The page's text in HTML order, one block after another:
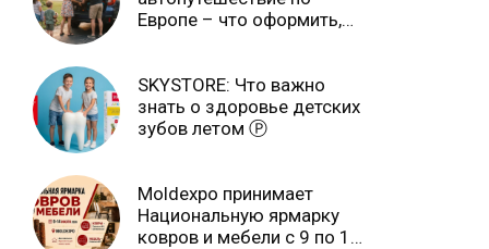
Европе – что оформить,
SKYSTORE: Что важно
знать о здоровье детских
зубов летом Ⓟ
Moldexpo принимает
Национальную ярмарку
ковров и мебели с 9 по 14